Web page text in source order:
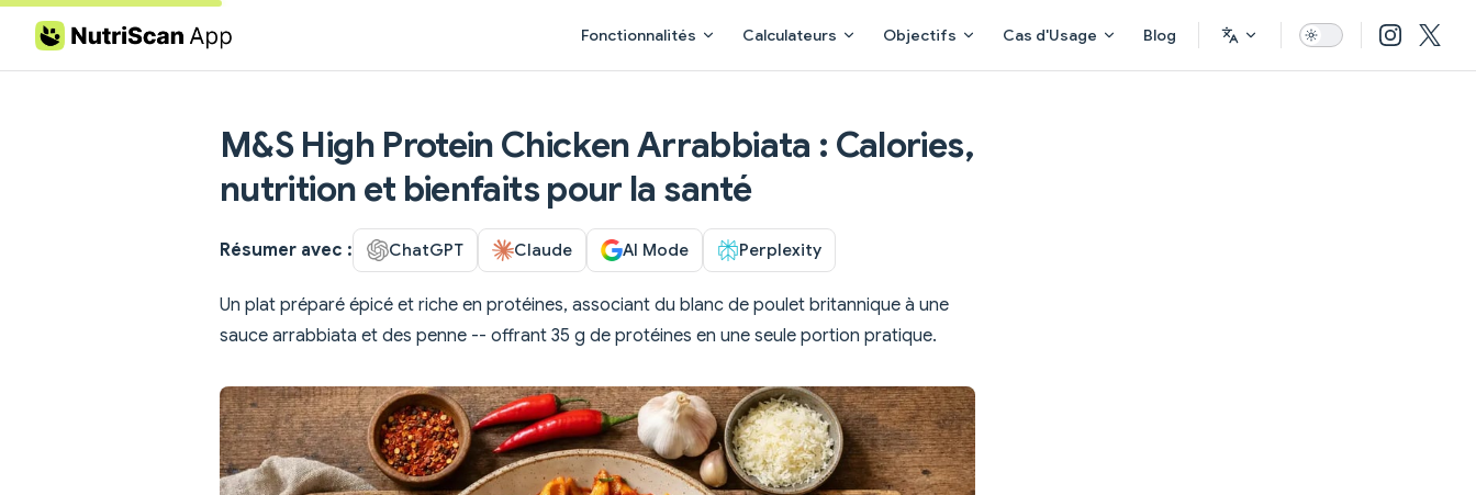
Skip to content Fonctionnalités Calculateurs Objectifs Cas d'Usage Blog
M&S High Protein Chicken Arrabbiata : Calories,
nutrition et bienfaits pour la santé
Résumer avec : ChatGPT Claude AI Mode Perplexity
Un plat préparé épicé et riche en protéines, associant du blanc de poulet britannique à une
sauce arrabbiata et des penne -- offrant 35 g de protéines en une seule portion pratique.